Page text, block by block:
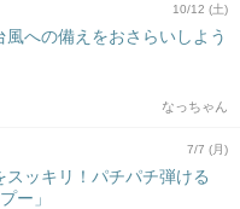
10/12 (土)
への備えをおさらいしよう
なっちゃん
7/7 (月)
ッキリ！パチパチ弾ける
ー」